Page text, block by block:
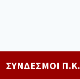
ΣΎΝΔΕΣΜΟΙ Π.Κ.